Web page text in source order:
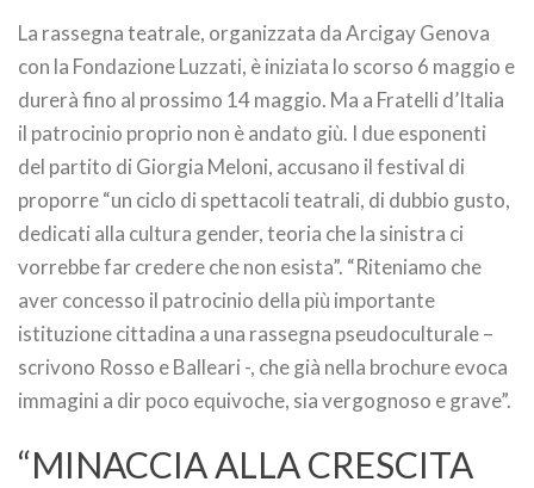
La rassegna teatrale, organizzata da Arcigay Genova
con la Fondazione Luzzati, è iniziata lo scorso 6 maggio e
durerà fino al prossimo 14 maggio. Ma a Fratelli d’Italia
il patrocinio proprio non è andato giù. I due esponenti
del partito di Giorgia Meloni, accusano il festival di
proporre “un ciclo di spettacoli teatrali, di dubbio gusto,
dedicati alla cultura gender, teoria che la sinistra ci
vorrebbe far credere che non esista”. “Riteniamo che
aver concesso il patrocinio della più importante
istituzione cittadina a una rassegna pseudoculturale –
scrivono Rosso e Balleari -, che già nella brochure evoca
immagini a dir poco equivoche, sia vergognoso e grave”.
“MINACCIA ALLA CRESCITA